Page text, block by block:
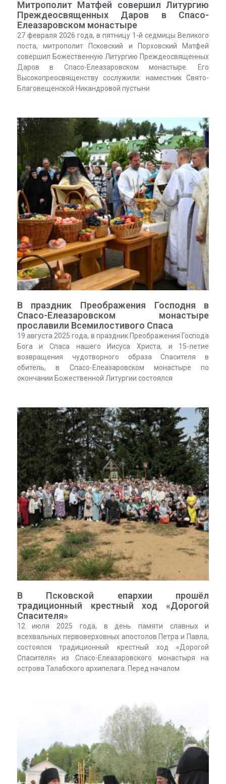
Митрополит Матфей совершил Литургию
Преждеосвященных Даров в Спасо-
Елеазаровском монастыре
27 февраля 2026 года, в пятницу 1-й седмицы Великого
поста, митрополит Псковский и Порховский Матфей
совершил Божественную Литургию Преждеосвященных
Даров в Спасо-Елеазаровском монастыре. Его
Высокопреосвященству сослужили: наместник Свято-
Благовещенской Никандровой пустыни
В праздник Преображения Господня в
Спасо-Елеазаровском монастыре
прославили Всемилостивого Спаса
19 августа 2025 года, в праздник Преображения Господа
Бога и Спаса нашего Иисуса Христа, и 15-летие
возвращения чудотворного образа Спасителя в
обитель, в Спасо-Елеазаровском монастыре по
окончании Божественной Литургии состоялся
В Псковской епархии прошёл
традиционный крестный ход «Дорогой
Спасителя»
12 июля 2025 года, в день памяти славных и
всехвальных первоверховных апостолов Петра и Павла,
состоялся традиционный крестный ход «Дорогой
Спасителя» из Спасо-Елеазаровского монастыря на
острова Талабского архипелага. Перед началом